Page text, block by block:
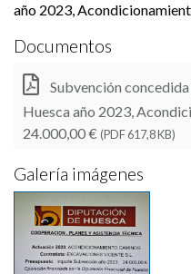
año 2023,
Documentos
Subvención
Huesca año 2023,
24.000,00 €(PDF 617,8 KB)
Galería imágenes